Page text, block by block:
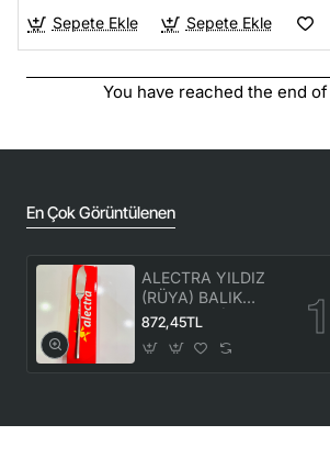
Sepete Ekle
Sepete Ekle
You have reached the end
En Çok Görüntülenen
ALECTRA YILDIZ
(RÜYA) BALIK
BIÇAK 12'Lİ (1
KUTU) -ALC 086
872,45TL